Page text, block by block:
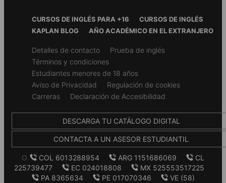
Excursiones a lugares de interés turístico cercanos
Soporte 24/7
Portafolio de idiomas
Paquete de bienvenida
Pruebas de evaluación
Carné de estudiante
Servicio de dinero de bolsillo
Almacenamiento seguro de los pasaportes de los
estudiantes
Certificado de asistencia
Parques de Atracciones*
Europa-Park es el parque temático más grande de Alemania.
Con una combinación de atracciones de mucha adrenalina,
*Solo para estancias de una semana, esta actividad puede
no estar disponible.
Footer
Menu
CURSOS DE INGLÉS PARA +16
CURSOS DE INGLÉS
KAPLAN BLOG
AÑO ACADÉMICO EN EL EXTRANJERO
Secondary
footer
Detalles de contacto
Prueba de inglés
Términos y condiciones
Estudiantes menores de 18 años
Aviso de Privacidad
Regulación de cookies
Carreras
Declaración de Accesibilidad
DESCARGA TU CATÁLOGO DIGITAL
CONTACTA A UN ASESOR ESTUDIANTIL
O COL 6013288954 ARG 1151686069
CL
225739477
EC 024018808
MX 525553517225
PA 8365634
PE 017070346
VE (58)